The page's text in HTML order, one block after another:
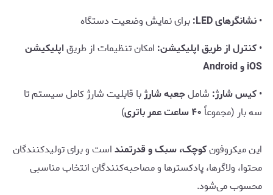
•نشانگرهای LED:
برای نمایش وضعیت دستگاه
•کنترل از طریق اپلیکیشن: امکان تنظیمات از طریقاپلیکیشن
iOS و Android
•کیس شارژ: شاملجعبه شارژبا قابلیت شارژ کامل سیستم تا
سه بار (مجموعاً۴۰ ساعت عمر باتری )
این میکروفونکوچک، سبک و قدرتمنداست و برای تولیدکنندگان
محتوا، ولاگرها، پادکسترها و مصاحبه‌کنندگان انتخاب مناسبی
محسوب می‌شود.